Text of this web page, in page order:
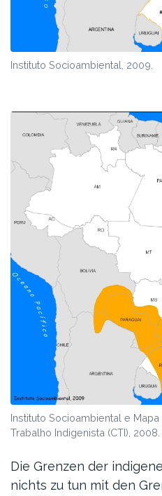
Instituto Socioambiental, 2009.
Instituto Socioambiental e
Trabalho Indigenista (CTI), 2008.
Die Grenzen der
nichts zu tun mit den